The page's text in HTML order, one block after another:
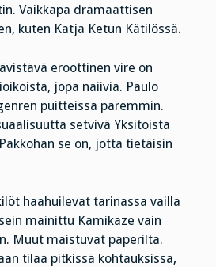
Vaikkapa dramaattisen
kuten Katja Ketun Kätilössä.
eroottinen vire on
jopa naiivia. Paulo
puitteissa paremmin.
setvivä Yksitoista
se on, jotta tietäisin
haahuilevat tarinassa vailla
mainittu Kamikaze vain
Muut maistuvat paperilta.
tilaa pitkissä kohtauksissa,